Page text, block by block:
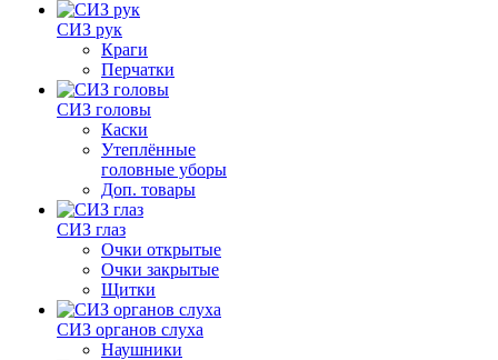
СИЗ рук
Краги
Перчатки
СИЗ головы
Каски
Утеплённые
головные уборы
Доп. товары
СИЗ глаз
Очки открытые
Очки закрытые
Щитки
СИЗ органов слуха
Наушники